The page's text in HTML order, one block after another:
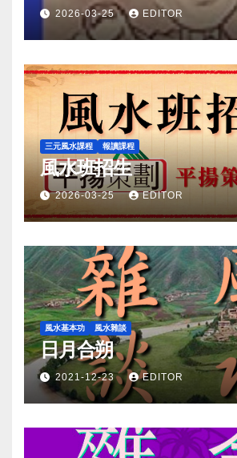
2026-03-25 EDITOR
三元風水課程 報讀課程
風水班招生
2026-03-25 EDITOR
風水基本功 風水雜談
日月合朔
2021-12-23 EDITOR